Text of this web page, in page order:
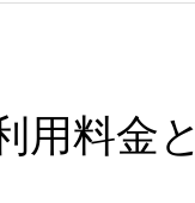
用料金と